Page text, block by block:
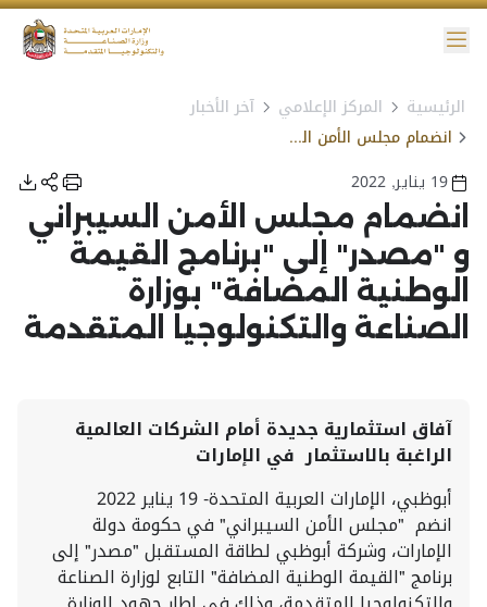
الرئيسية المركز الإعلامي
آخر الأخبار
انضمام مجلس الأمن السيبراني و مصدر إلى "برنامج القيمة الوطنية المضافة" بوزارة الصناعة والتكنولوجيا المتقدمة
19 يناير, 2022
انضمام مجلس الأمن السيبراني
و "مصدر" إلى "برنامج القيمة
الوطنية المضافة" بوزارة
الصناعة والتكنولوجيا المتقدمة
آفاق استثمارية جديدة أمام الشركات العالمية
الراغبة بالاستثمار في الإمارات
أبوظبي، الإمارات العربية المتحدة- 19 يناير 2022
انضم "مجلس الأمن السيبراني" في حكومة دولة
الإمارات، وشركة أبوظبي لطاقة المستقبل "مصدر" إلى
برنامج "القيمة الوطنية المضافة" التابع لوزارة الصناعة